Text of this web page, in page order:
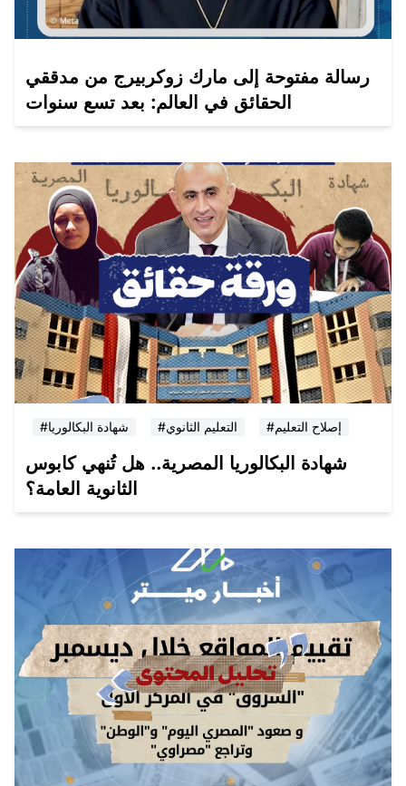
رسالة مفتوحة إلى مارك زوكربيرج من مدققي
الحقائق في العالم: بعد تسع سنوات
#شهادة البكالوريا #التعليم الثانوي #إصلاح التعليم
شهادة البكالوريا المصرية.. هل تُنهي كابوس
الثانوية العامة؟